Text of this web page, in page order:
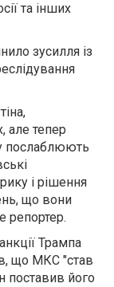
та інших
зусилля із
але тепер
послаблюють
і рішення
що вони
репортер.
Трампа
що МКС "став
поставив його